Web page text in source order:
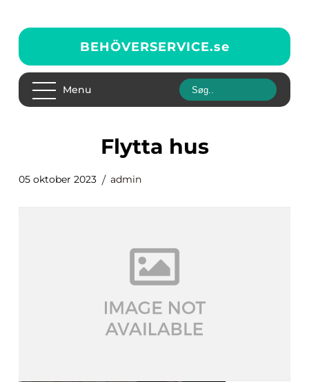
BEHÖVERSERVICE.se
Menu
flytta hus
05 oktober 2023 admin